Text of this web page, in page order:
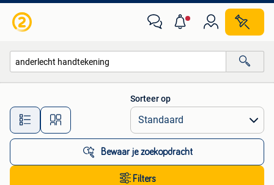
Alle afstanden…
Sorteer op
Bewaar je zoekopdracht
Filters